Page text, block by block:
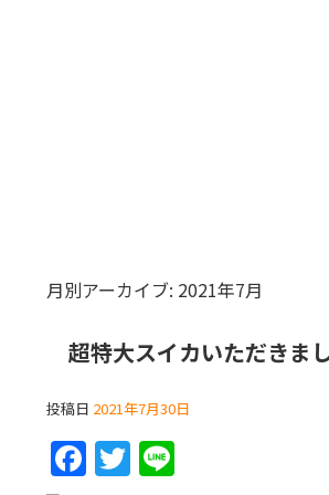
月別アーカイブ: 2021年7月
超特大スイカいただきま
投稿日 2021年7月30日
F T